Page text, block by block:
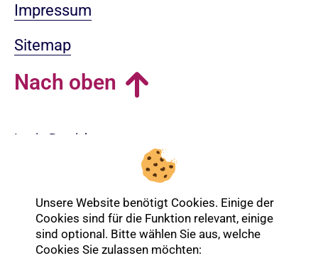
Impressum
Sitemap
Nach oben
Login-Bereich
Unsere Website benötigt Cookies. Einige der
Cookies sind für die Funktion relevant, einige
sind optional. Bitte wählen Sie aus, welche
Cookies Sie zulassen möchten: